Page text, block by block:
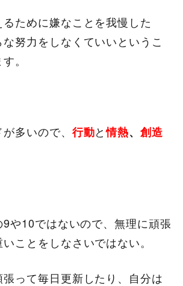
ために嫌なことを我慢した
努力をしなくていいというこ
。
多いので、 行動と情熱、創造
や10ではないので、無理に頑張
ことをしなさいではない。
って毎日更新したり、自分は